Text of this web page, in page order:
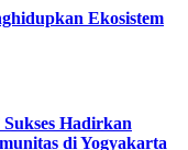
Ekosistem
Hadirkan
di Yogyakarta